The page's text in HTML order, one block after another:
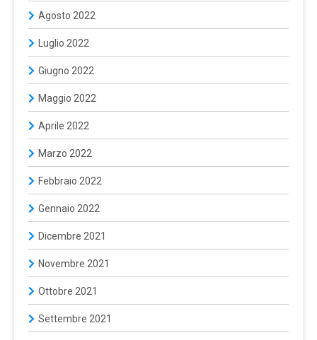
Agosto 2022
Luglio 2022
Giugno 2022
Maggio 2022
Aprile 2022
Marzo 2022
Febbraio 2022
Gennaio 2022
Dicembre 2021
Novembre 2021
Ottobre 2021
Settembre 2021